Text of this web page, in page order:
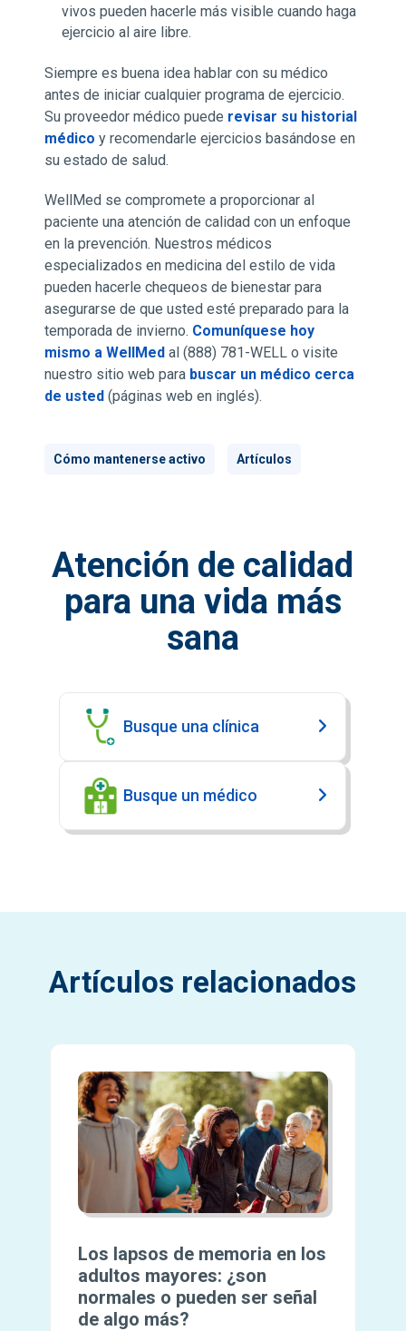
vivos pueden hacerle más visible cuando haga
ejercicio al aire libre.
Siempre es buena idea hablar con su médico
antes de iniciar cualquier programa de ejercicio.
Su proveedor médico puede revisar su historial
médico y recomendarle ejercicios basándose en
su estado de salud.
WellMed se compromete a proporcionar al
paciente una atención de calidad con un enfoque
en la prevención. Nuestros médicos
especializados en medicina del estilo de vida
pueden hacerle chequeos de bienestar para
asegurarse de que usted esté preparado para la
temporada de invierno. Comuníquese hoy
mismo a WellMedal (888) 781-WELL o visite
nuestro sitio web para buscar un médico cerca
de usted(páginas web en inglés).
Cómo mantenerse activo Artículos
Atención de calidad
para una vida más
sana
Busque una clínica
Busque un médico
Artículos relacionados
Los lapsos de memoria en los
adultos mayores: ¿son
normales o pueden ser señal
de algo más?